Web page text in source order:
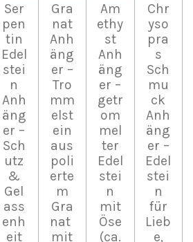
Ser
pen
tin
Edel
stei
n
Anh
äng
er –
Sch
utz
&
Gel
ass
enh
eit
Gra
nat
Anh
äng
er –
Tro
mm
elst
ein
aus
poli
erte
m
Gra
nat
mit
Am
ethy
st
Anh
äng
er –
getr
om
mel
ter
Edel
stei
n
mit
Öse
(ca.
Chr
yso
pra
s
Sch
mu
ck
Anh
äng
er –
Edel
stei
n
für
Lieb
e,